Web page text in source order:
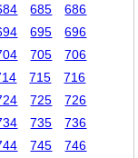
685
686
695
696
705
706
715
716
725
726
735
736
745
746